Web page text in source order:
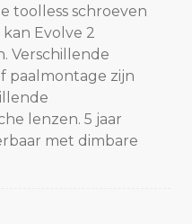
toolless schroeven
Evolve 2
Verschillende
paalmontage zijn
lenzen. 5 jaar
met dimbare